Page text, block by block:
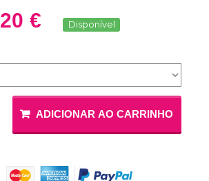
€ Disponível
ADICIONAR AO CARRINHO